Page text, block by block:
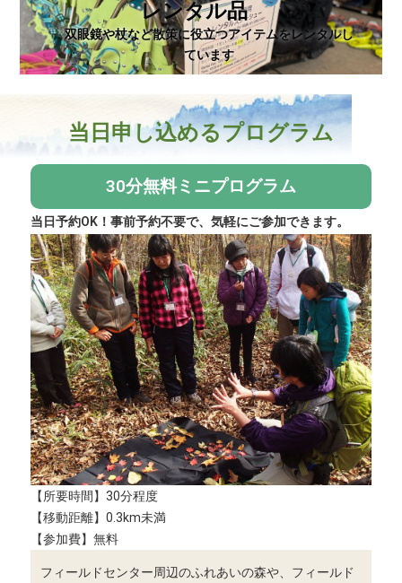
レンタル品
双眼鏡や杖など散策に役立つアイテムをレンタルし
ています
当日申し込めるプログラム
30分無料ミニプログラム
当日予約OK！事前予約不要で、気軽にご参加できます。
【所要時間】30分程度
【移動距離】0.3km未満
【参加費】無料
フィールドセンター周辺のふれあいの森や、フィールド